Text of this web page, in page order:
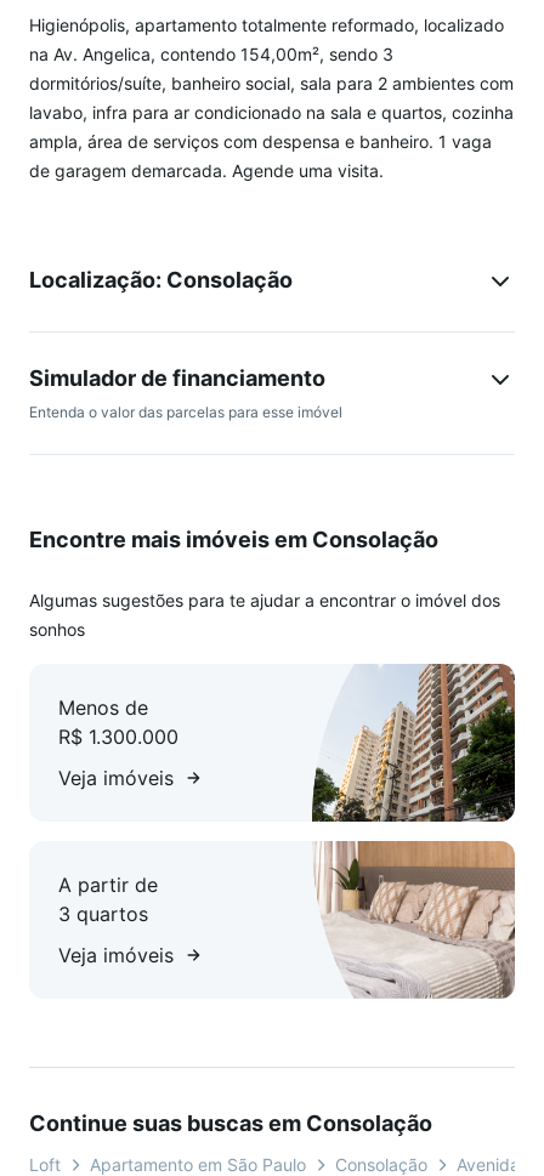
Higienópolis, apartamento totalmente reformado, localizado
na Av. Angelica, contendo 154,00m², sendo 3
dormitórios/suíte, banheiro social, sala para 2 ambientes com
lavabo, infra para ar condicionado na sala e quartos, cozinha
ampla, área de serviços com despensa e banheiro. 1 vaga
de garagem demarcada. Agende uma visita.
Localização: Consolação
Simulador de financiamento
Entenda o valor das parcelas para esse imóvel
Encontre mais imóveis em Consolação
Algumas sugestões para te ajudar a encontrar o imóvel dos
sonhos
Menos de
R$ 1.300.000
Veja imóveis
A partir de
3 quartos
Veja imóveis
Continue suas buscas em Consolação
Loft Apartamento em São Paulo Consolação Avenida